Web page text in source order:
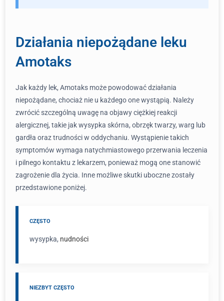
Działania niepożądane leku
Amotaks
Jak każdy lek, Amotaks może powodować działania
niepożądane, chociaż nie u każdego one wystąpią. Należy
zwrócić szczególną uwagę na objawy ciężkiej reakcji
alergicznej, takie jak wysypka skórna, obrzęk twarzy, warg lub
gardła oraz trudności w oddychaniu. Wystąpienie takich
symptomów wymaga natychmiastowego przerwania leczenia
i pilnego kontaktu z lekarzem, ponieważ mogą one stanowić
zagrożenie dla życia. Inne możliwe skutki uboczne zostały
przedstawione poniżej.
CZĘSTO
wysypka, nudności
NIEZBYT CZĘSTO